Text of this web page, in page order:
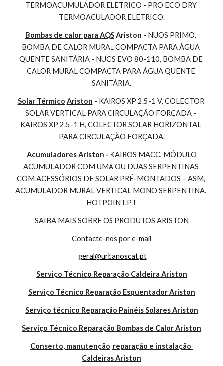
TERMOACUMULADOR ELETRICO - PRO ECO DRY
TERMOACULADOR ELETRICO.
Bombas de calor para AQS Ariston - NUOS PRIMO,
BOMBA DE CALOR MURAL COMPACTA PARA ÁGUA
QUENTE SANITÁRIA - NUOS EVO 80-110, BOMBA DE
CALOR MURAL COMPACTA PARA ÁGUA QUENTE
SANITÁRIA.
Solar Térmico Ariston - KAIROS XP 2.5-1 V, COLECTOR
SOLAR VERTICAL PARA CIRCULAÇÃO FORÇADA -
KAIROS XP 2.5-1 H, COLECTOR SOLAR HORIZONTAL
PARA CIRCULAÇÃO FORÇADA.
Acumuladores Ariston - KAIROS MACC, MÓDULO
ACUMULADOR COM UMA OU DUAS SERPENTINAS
COM ACESSÓRIOS DE SOLAR PRÉ-MONTADOS – ASM,
ACUMULADOR MURAL VERTICAL MONO SERPENTINA.
HOTPOINT.PT
SAIBA MAIS SOBRE OS PRODUTOS ARISTON
Contacte-nos por e-mail
geral@urbanoscat.pt
Serviço Técnico Reparação Caldeira Ariston
Serviço Técnico Reparação Esquentador Ariston
Serviço técnico Reparação Painéis Solares Ariston
Serviço Técnico Reparação Bombas de Calor Ariston
Conserto, manutenção, reparação e instalação
Caldeiras Ariston